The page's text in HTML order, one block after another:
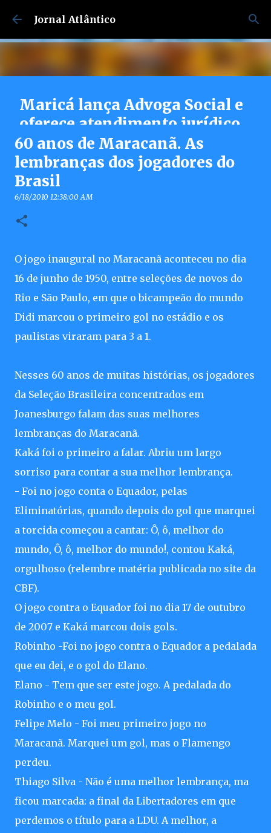
Pular para o conteúdo principal
Jornal Atlântico
Maricá lança Advoga Social e
oferece atendimento jurídico
gratuito e online 24h para
moradores
7/30/2026 04:53:00 PM
0
60 anos de Maracanã. As
lembranças dos jogadores do
Brasil
6/18/2010 12:38:00 AM
O jogo inaugural no Maracanã aconteceu no dia
16 de junho de 1950, entre seleções de novos do
Rio e São Paulo, em que o bicampeão do mundo
Didi marcou o primeiro gol no estádio e os
paulistas viraram para 3 a 1.
Nesses 60 anos de muitas histórias, os jogadores
da Seleção Brasileira concentrados em
Joanesburgo falam das suas melhores
lembranças do Maracanã.
Kaká foi o primeiro a falar. Abriu um largo
sorriso para contar a sua melhor lembrança.
- Foi no jogo conta o Equador, pelas
Eliminatórias, quando depois do gol que marquei
a torcida começou a cantar: Ô, ô, melhor do
mundo, Ô, ô, melhor do mundo!, contou Kaká,
orgulhoso (relembre matéria publicada no site da
CBF).
O jogo contra o Equador foi no dia 17 de outubro
de 2007 e Kaká marcou dois gols.
Robinho -Foi no jogo contra o Equador a pedalada
que eu dei, e o gol do Elano.
Elano - Tem que ser este jogo. A pedalada do
Robinho e o meu gol.
Felipe Melo - Foi meu primeiro jogo no
Maracanã. Marquei um gol, mas o Flamengo
perdeu.
Thiago Silva - Não é uma melhor lembrança, ma
ficou marcada: a final da Libertadores em que
perdemos o título para a LDU. A melhor, a